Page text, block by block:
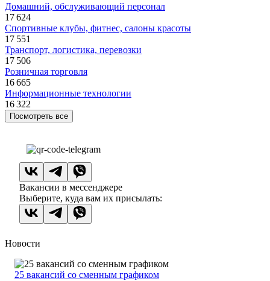
Домашний, обслуживающий персонал
17 624
Спортивные клубы, фитнес, салоны красоты
17 551
Транспорт, логистика, перевозки
17 506
Розничная торговля
16 665
Информационные технологии
16 322
Посмотреть все
Вакансии в мессенджере
Выберите, куда вам их присылать:
Новости
25 вакансий со сменным графиком